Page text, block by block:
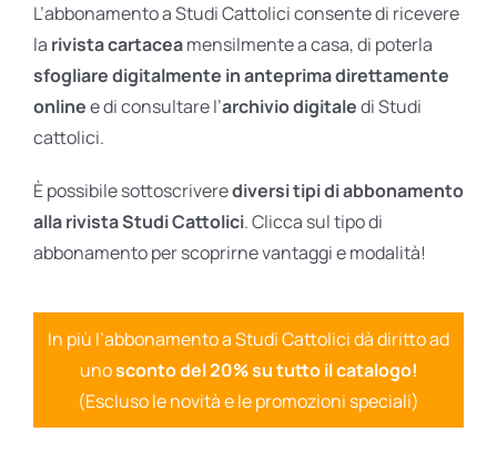
Ares Digital
Ares Gift Card
L’abbonamento a Studi Cattolici consente di ricevere
la rivista cartaceamensilmente a casa, di poterla
sfogliare digitalmente in anteprima direttamente
onlinee di consultare l’archivio digitaledi Studi
cattolici.
È possibile sottoscriverediversi tipi di abbonamento
alla rivista Studi Cattolici. Clicca sul tipo di
abbonamento per scoprirne vantaggi e modalità!
In più l’abbonamento a Studi Cattolici dà diritto ad
unosconto del 20% su tutto il catalogo!
(Escluso le novità e le promozioni speciali)